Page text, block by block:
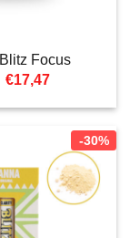
Focus
Ursprünglicher
war:
€17,47Aktueller
ist:
-30%